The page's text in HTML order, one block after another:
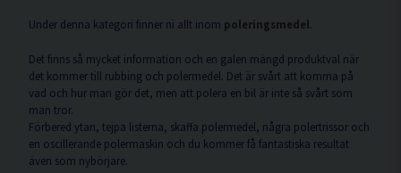
Under denna kategori finner ni allt inom poleringsmedel
Det finns så mycket information och en galen mängd produktval när
det kommer till rubbing och polermedel. Det är svårt att komma på
vad och hur man gör det, men att polera en bil är inte så svårt som
man tror.
Förbered ytan, tejpa listerna, skaffa polermedel, några polertrissor och
en oscillerande polermaskin och du kommer få fantastiska resultat
även som nybörjare.